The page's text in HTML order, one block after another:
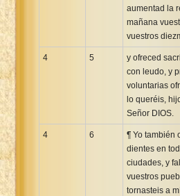
aumentad la
mañana
vuestros
4 5
y ofreced
con leudo, y
voluntarias
lo queréis,
Señor DIOS.
4 6
¶ Yo también
dientes en
ciudades, y
vuestros
tornasteis a